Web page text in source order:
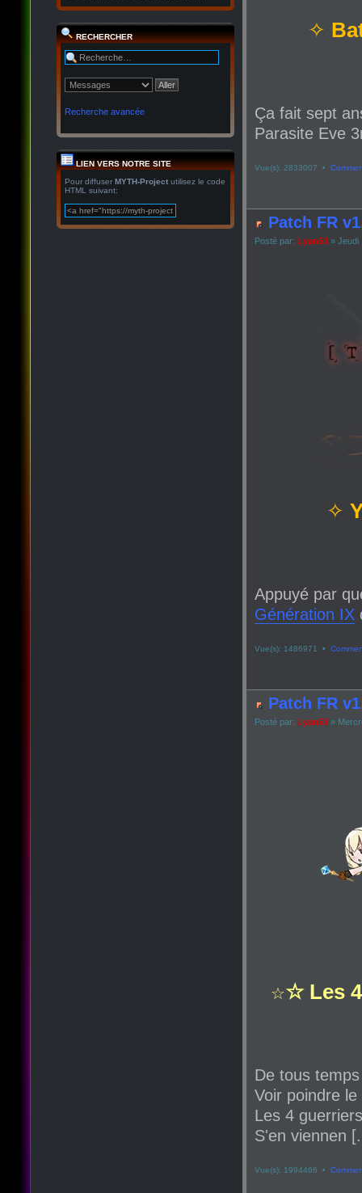
RECHERCHER
Recherche avancée
LIEN VERS NOTRE SITE
Pour diffuser MYTH-Project utilisez le code
HTML suivant:
✧
Ça fait sept
Parasite Eve
Vue(s): 2833007 •
Patch FR
Posté par: Lyan53 » Jeudi
✧
Appuyé par
Génération IX
Vue(s): 1486971 •
Patch FR
Posté par: Lyan53 »
☆☆ Les
De tous
Voir poindre
Les 4
S'en viennen
Vue(s): 1994466 •